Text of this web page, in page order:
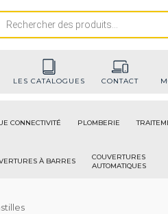
LES CATALOGUES CONTACT
CONNECTIVITÉ PLOMBERIE
À BARRES
COUVERTURES
AUTOMATIQUES